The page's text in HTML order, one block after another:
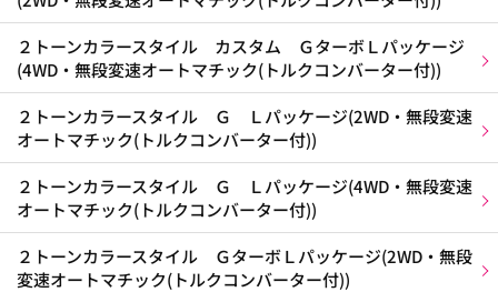
２トーンカラースタイル カスタム ＧターボＬパッケージ
(4WD・無段変速オートマチック(トルクコンバーター付))
２トーンカラースタイル Ｇ Ｌパッケージ(2WD・無段変速
オートマチック(トルクコンバーター付))
２トーンカラースタイル Ｇ Ｌパッケージ(4WD・無段変速
オートマチック(トルクコンバーター付))
２トーンカラースタイル ＧターボＬパッケージ(2WD・無段
変速オートマチック(トルクコンバーター付))